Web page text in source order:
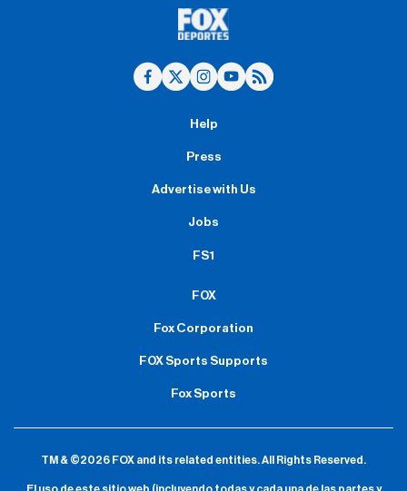
Help
Press
Advertise with Us
Jobs
FS1
FOX
Fox Corporation
FOX Sports Supports
Fox Sports
TM & ©2026 FOX and its related entities.All Rights Reserved.